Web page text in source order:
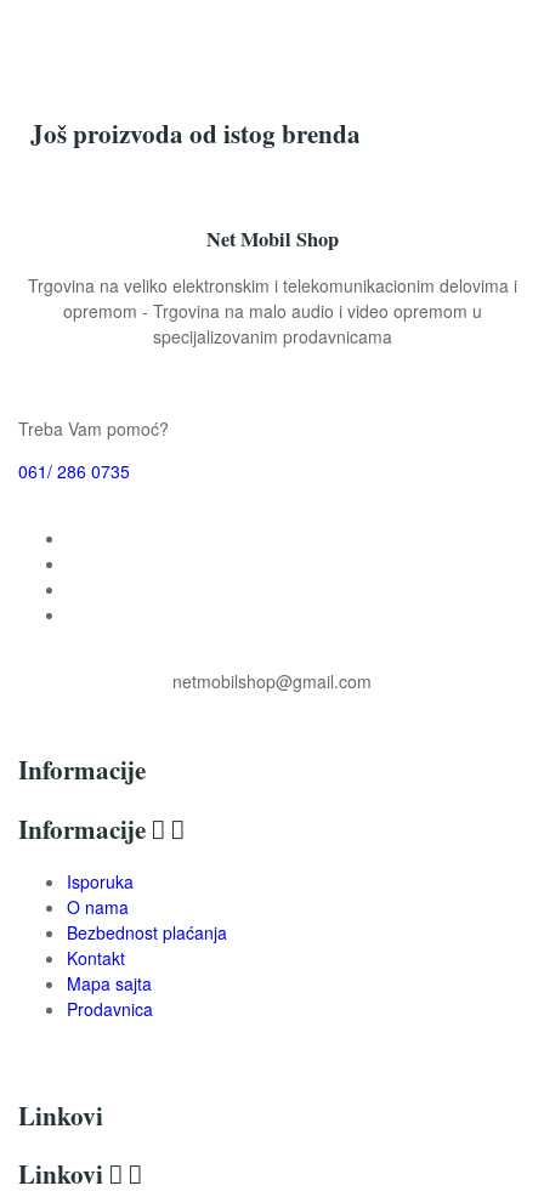
Još proizvoda od istog brenda
Net Mobil Shop
Trgovina na veliko elektronskim i telekomunikacionim delovima i
opremom - Trgovina na malo audio i video opremom u
specijalizovanim prodavnicama
Treba Vam pomoć?
061/ 286 0735
netmobilshop@gmail.com
Informacije
Informacije  
Isporuka
O nama
Bezbednost plaćanja
Kontakt
Mapa sajta
Prodavnica
Linkovi
Linkovi  